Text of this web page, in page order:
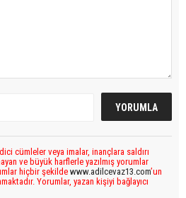
cümleler veya imalar, inançlara saldırı
ve büyük harflerle yazılmış yorumlar
hiçbir şekilde www.adilcevaz13.com’un
Yorumlar, yazan kişiyi bağlayıcı